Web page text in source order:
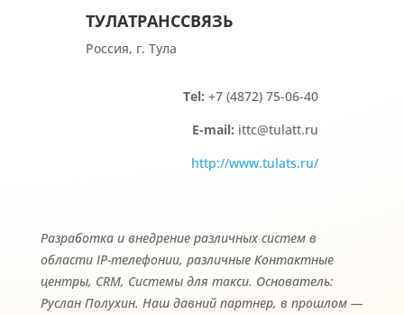
ТУЛАТРАНССВЯЗЬ
Россия, г. Тула
Tel: +7 (4872) 75-06-40
E-mail: ittc@tulatt.ru
http://www.tulats.ru/
Разработка и внедрение различных систем в
области IP-телефонии, различные Контактные
центры, CRM, Системы для такси. Основатель:
Руслан Полухин. Наш давний партнер, в прошлом —